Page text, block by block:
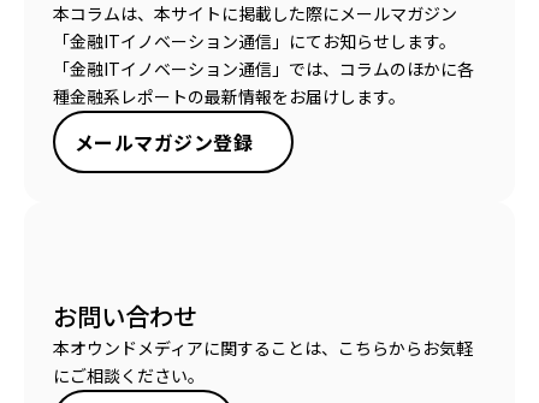
本コラムは、本サイトに掲載した際にメールマガジン
「金融ITイノベーション通信」にてお知らせします。
「金融ITイノベーション通信」では、コラムのほかに各
種金融系レポートの最新情報をお届けします。
メールマガジン登録
お問い合わせ
本オウンドメディアに関することは、こちらからお気軽
にご相談ください。